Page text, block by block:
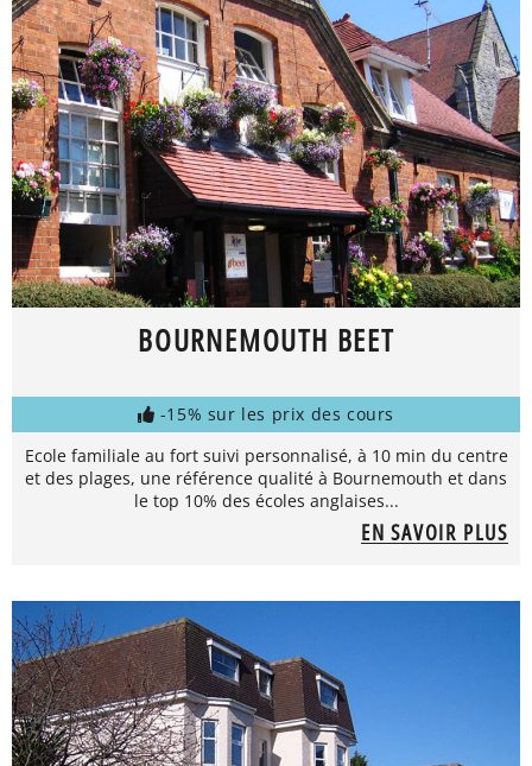
BOURNEMOUTH BEET
-15% sur les prix des cours
Ecole familiale au fort suivi personnalisé, à 10 min du centre
et des plages, une référence qualité à Bournemouth et dans
le top 10% des écoles anglaises...
EN SAVOIR PLUS